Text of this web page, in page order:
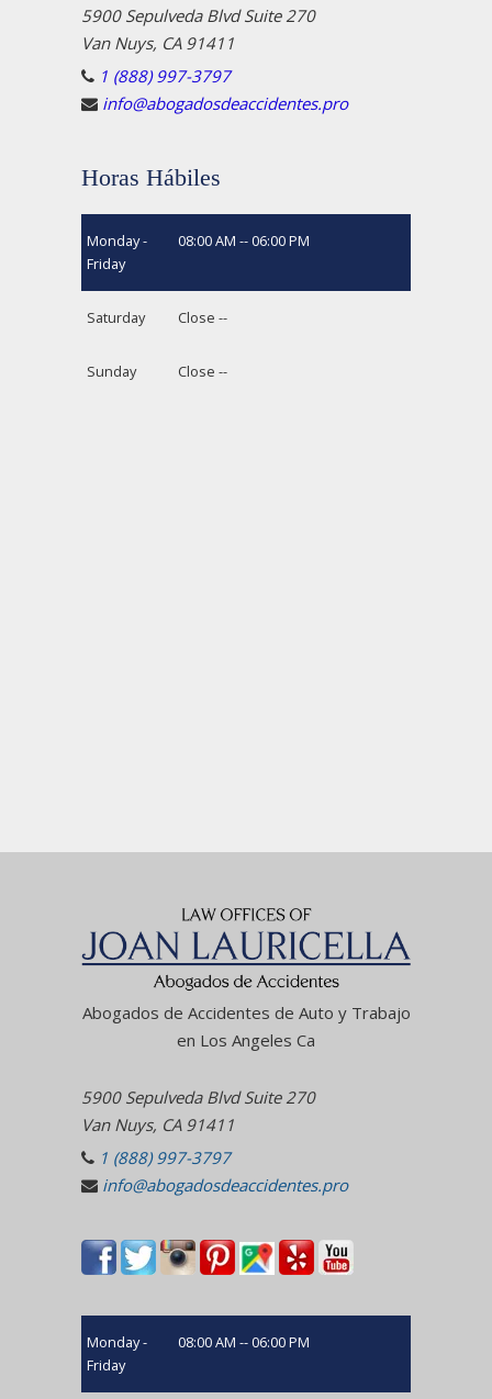
5900 Sepulveda Blvd Suite 270
Van Nuys, CA 91411
1 (888) 997-3797
info@abogadosdeaccidentes.pro
Horas Hábiles
Monday -
Friday
08:00 AM -- 06:00 PM
Saturday Close --
Sunday Close --
Abogados de Accidentes de Auto y Trabajo
en Los Angeles Ca
5900 Sepulveda Blvd Suite 270
Van Nuys, CA 91411
1 (888) 997-3797
info@abogadosdeaccidentes.pro
Monday -
Friday
08:00 AM -- 06:00 PM